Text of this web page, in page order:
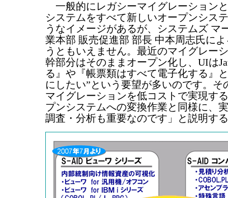
一般的にレガシーマイグレーション
システムをすべて新しいオープンシス
うなイメージがあるが、システムズ マ
業本部 販売促進部 部長 中本周志氏に
うともいえません。最近のマイグレー
幹部分はそのままオープン化し、UIは
る』や『帳票類はすべて電子化する』
にしたい”という要望が多いのです。そ
マイグレーションを低コストで実現す
プンシステムへの変換作業と同様に、
調査・分析も重要なのです」と説明す